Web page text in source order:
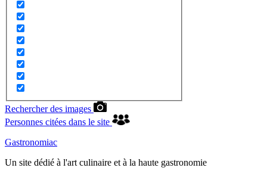
Rechercher des images
Personnes citées dans le site
Gastronomiac
Un site dédié à l'art culinaire et à la haute gastronomie